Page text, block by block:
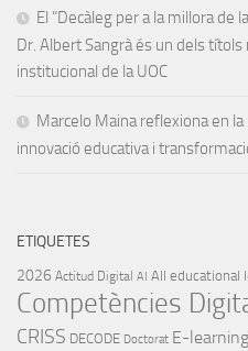
El “Decàleg per a la millora de
Dr. Albert Sangrà és un dels
institucional de la UOC
Marcelo Maina reflexiona en
innovació educativa i
ETIQUETES
2026 Actitud Digital AI All educational
Competències
CRISS DECODE Doctorat E-learning